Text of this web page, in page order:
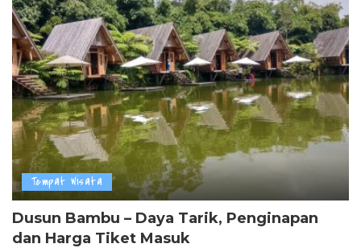
Tempat Wisata
Dusun Bambu – Daya Tarik, Penginapan
dan Harga Tiket Masuk